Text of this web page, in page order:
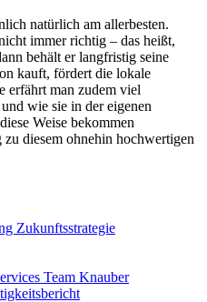
natürlich am allerbesten.
immer richtig – das heißt,
behält er langfristig seine
kauft, fördert die lokale
erfährt man zudem viel
wie sie in der eigenen
Weise bekommen
diesem ohnehin hochwertigen
Zukunftsstrategie
Team Knauber